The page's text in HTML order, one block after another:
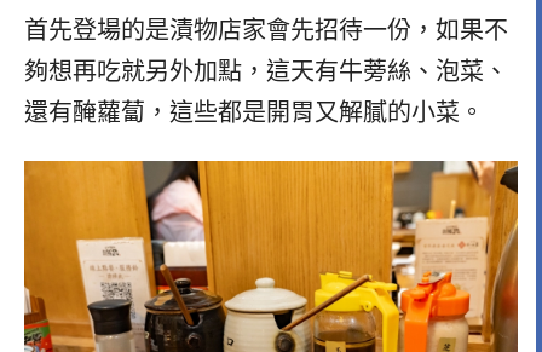
首先登場的是漬物店家會先招待一份，如果不
夠想再吃就另外加點，這天有牛蒡絲、泡菜、
還有醃蘿蔔，這些都是開胃又解膩的小菜。